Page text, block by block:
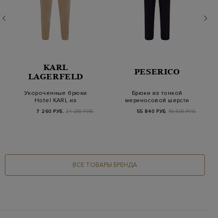
KARL
LAGERFELD
Укороченные брюки
Hotel KARL из
гладкого хлопка с
выши…
7 260 РУБ. 24 200 РУБ.
PESERICO
Брюки из тонкой
мериносовой шерсти
Loro Piana с цепочк…
55 840 РУБ. 69 800 РУБ.
ВСЕ ТОВАРЫ БРЕНДА